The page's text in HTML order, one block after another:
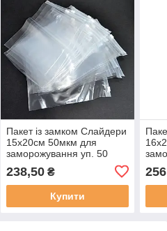
Пакет із замком Слайдери
15х20см 50мкм для
заморожування уп. 50
238,50₴
Купити